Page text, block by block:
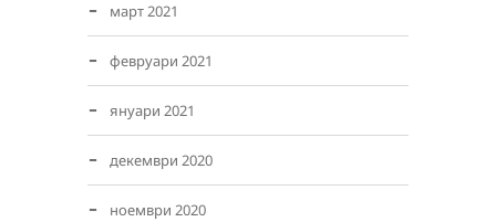
март 2021
февруари 2021
януари 2021
декември 2020
ноември 2020